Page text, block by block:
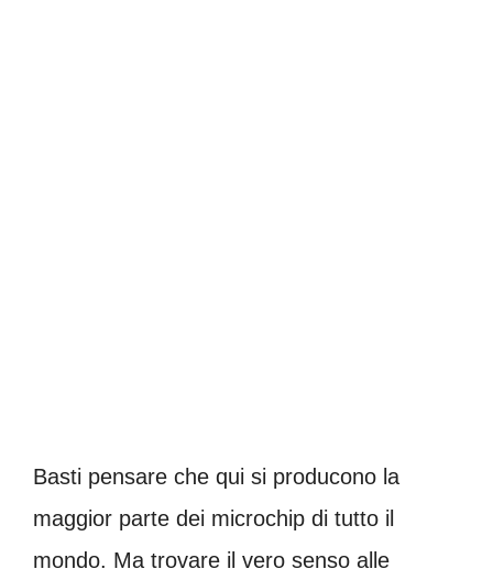
Basti pensare che qui si producono la
maggior parte dei microchip di tutto il
mondo. Ma trovare il vero senso alle